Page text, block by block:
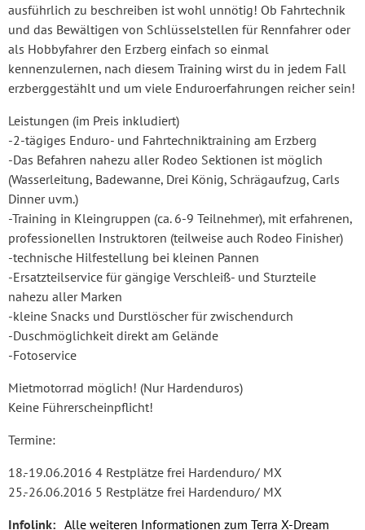
ausführlich zu beschreiben ist wohl unnötig! Ob Fahrtechnik
und das Bewältigen von Schlüsselstellen für Rennfahrer oder
als Hobbyfahrer den Erzberg einfach so einmal
kennenzulernen, nach diesem Training wirst du in jedem Fall
erzberggestählt und um viele Enduroerfahrungen reicher sein!
Leistungen (im Preis inkludiert)
-2-tägiges Enduro- und Fahrtechniktraining am Erzberg
-Das Befahren nahezu aller Rodeo Sektionen ist möglich
(Wasserleitung, Badewanne, Drei König, Schrägaufzug, Carls
Dinner uvm.)
-Training in Kleingruppen (ca. 6-9 Teilnehmer), mit erfahrenen,
professionellen Instruktoren (teilweise auch Rodeo Finisher)
-technische Hilfestellung bei kleinen Pannen
-Ersatzteilservice für gängige Verschleiß- und Sturzteile
nahezu aller Marken
-kleine Snacks und Durstlöscher für zwischendurch
-Duschmöglichkeit direkt am Gelände
-Fotoservice
Mietmotorrad möglich! (Nur Hardenduros)
Keine Führerscheinpflicht!
Termine:
18.-19.06.2016 4 Restplätze frei Hardenduro/ MX
25.-26.06.2016 5 Restplätze frei Hardenduro/ MX
Infolink: Alle weiteren Informationen zum Terra X-Dream